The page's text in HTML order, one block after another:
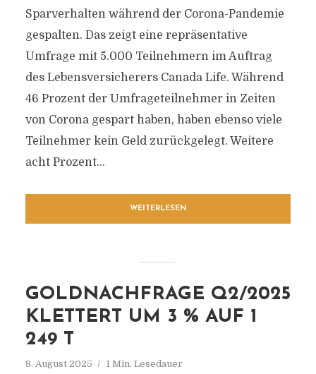
Sparverhalten während der Corona-Pandemie
gespalten. Das zeigt eine repräsentative
Umfrage mit 5.000 Teilnehmern im Auftrag
des Lebensversicherers Canada Life. Während
46 Prozent der Umfrageteilnehmer in Zeiten
von Corona gespart haben, haben ebenso viele
Teilnehmer kein Geld zurückgelegt. Weitere
acht Prozent...
WEITERLESEN
GOLDNACHFRAGE Q2/2025
KLETTERT UM 3 % AUF 1
249 T
8. August 2025 1 Min. Lesedauer